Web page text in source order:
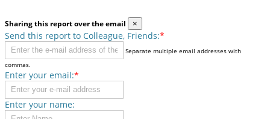
Sharing this report over the email ×
Send this report to Colleague, Friends:*
Separate multiple email addresses with
commas.
Enter your email:*
Enter your name: